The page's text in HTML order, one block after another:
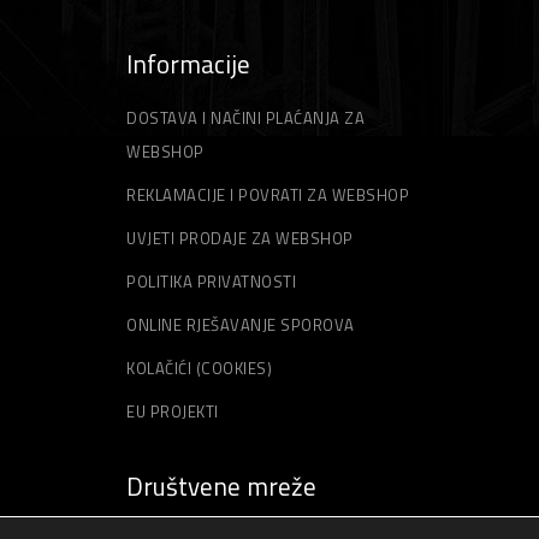
Informacije
DOSTAVA I NAČINI PLAĆANJA ZA
WEBSHOP
REKLAMACIJE I POVRATI ZA WEBSHOP
UVJETI PRODAJE ZA WEBSHOP
POLITIKA PRIVATNOSTI
ONLINE RJEŠAVANJE SPOROVA
KOLAČIĆI (COOKIES)
EU PROJEKTI
Društvene mreže